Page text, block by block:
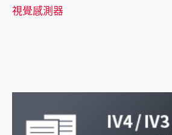
視覺感測器